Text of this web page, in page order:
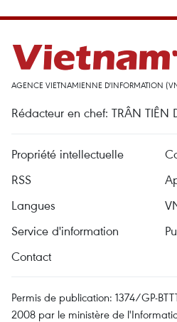
AGENCE VIETNAMIENNE D'INFORMATION
Rédacteur en chef: TRÂN TIÊN
Propriété intellectuelle
RSS
Langues
Service d'information
Contact
Permis de publication: 1374/GP-
2008 par le ministère de